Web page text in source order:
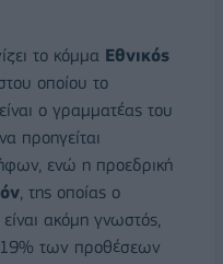
το κόμμα Εθνικός
στου οποίου το
ο γραμματέας του
, να προηγείται
ενώ η προεδρική
, της οποίας ο
ακόμη γνωστός,
19% των προθέσεων